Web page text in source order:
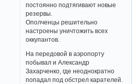
постоянно подтягивают новые
резервы.
Ополченцы решительно
настроены уничтожить всех
оккупантов.
На передовой в аэропорту
побывал и Александр
Захарченко, где неоднократно
попадал под обстрел карателей.